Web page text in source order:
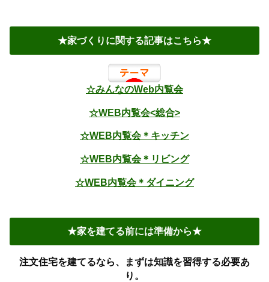
★家づくりに関する記事はこちら★
☆みんなのWeb内覧会
☆WEB内覧会<総合>
☆WEB内覧会＊キッチン
☆WEB内覧会＊リビング
☆WEB内覧会＊ダイニング
★家を建てる前には準備から★
注文住宅を建てるなら、まずは知識を習得する必要あ
り。